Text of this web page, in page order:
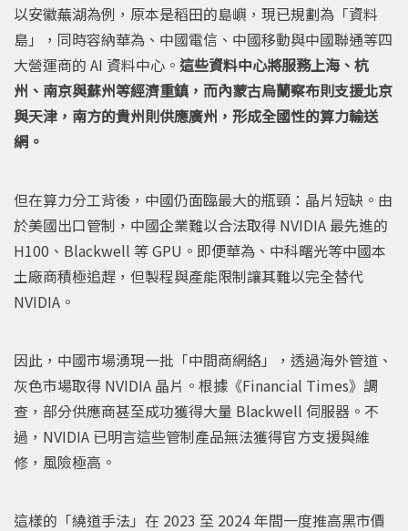
以安徽蕪湖為例，原本是稻田的島嶼，現已規劃為「資料
島」，同時容納華為、中國電信、中國移動與中國聯通等四
大營運商的 AI 資料中心。 這些資料中心將服務上海、杭
州、南京與蘇州等經濟重鎮，而內蒙古烏蘭察布則支援北京
與天津，南方的貴州則供應廣州，形成全國性的算力輸送
網。
但在算力分工背後，中國仍面臨最大的瓶頸：晶片短缺。由
於美國出口管制，中國企業難以合法取得 NVIDIA 最先進的
H100、Blackwell 等 GPU。即便華為、中科曙光等中國本
土廠商積極追趕，但製程與產能限制讓其難以完全替代
NVIDIA。
因此，中國市場湧現一批「中間商網絡」，透過海外管道、
灰色市場取得 NVIDIA 晶片。根據《Financial Times》調
查，部分供應商甚至成功獲得大量 Blackwell 伺服器。不
過，NVIDIA 已明言這些管制產品無法獲得官方支援與維
修，風險極高。
這樣的「繞道手法」在 2023 至 2024 年間一度推高黑市價